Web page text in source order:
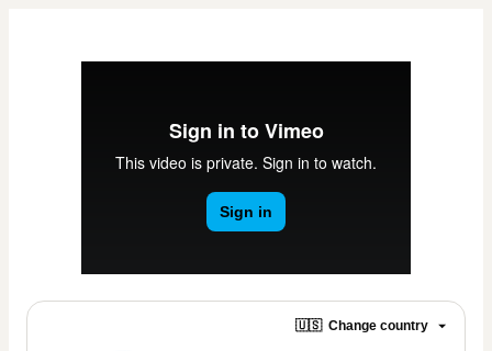
🇺🇸 Change country